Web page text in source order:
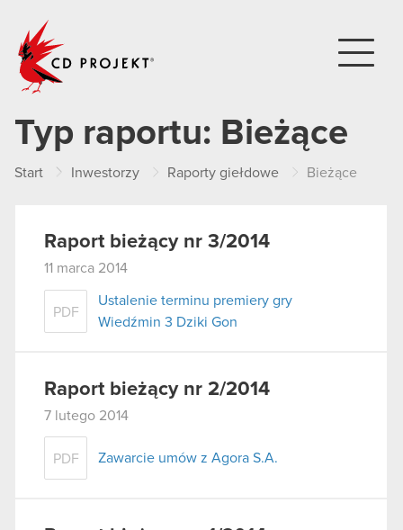
Typ raportu: Bieżące
Start Inwestorzy Raporty giełdowe Bieżące
Raport bieżący nr 3/2014
11 marca 2014
PDF
Ustalenie terminu premiery gry
Wiedźmin 3 Dziki Gon
Raport bieżący nr 2/2014
7 lutego 2014
PDF Zawarcie umów z Agora S.A.